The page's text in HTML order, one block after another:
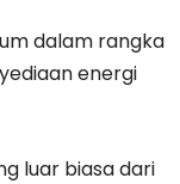
dalam rangka
energi
luar biasa dari